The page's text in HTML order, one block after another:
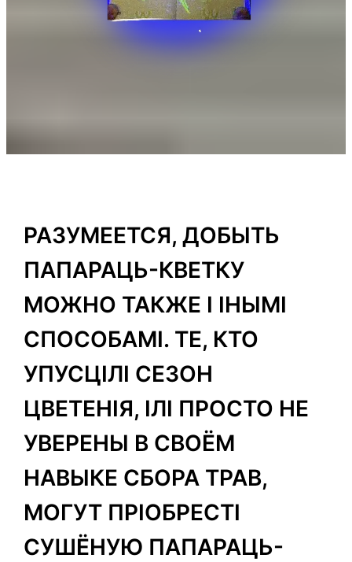
РАЗУМЕЕТСЯ, ДОБЫТЬ
ПАПАРАЦЬ-КВЕТКУ
МОЖНО ТАКЖЕ І ІНЫМІ
СПОСОБАМІ. ТЕ, КТО
УПУСЦІЛІ СЕЗОН
ЦВЕТЕНІЯ, ІЛІ ПРОСТО НЕ
УВЕРЕНЫ В СВОЁМ
НАВЫКЕ СБОРА ТРАВ,
МОГУТ ПРІОБРЕСТІ
СУШЁНУЮ ПАПАРАЦЬ-